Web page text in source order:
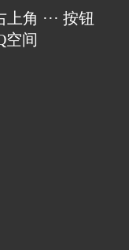
角 ··· 按钮
空间